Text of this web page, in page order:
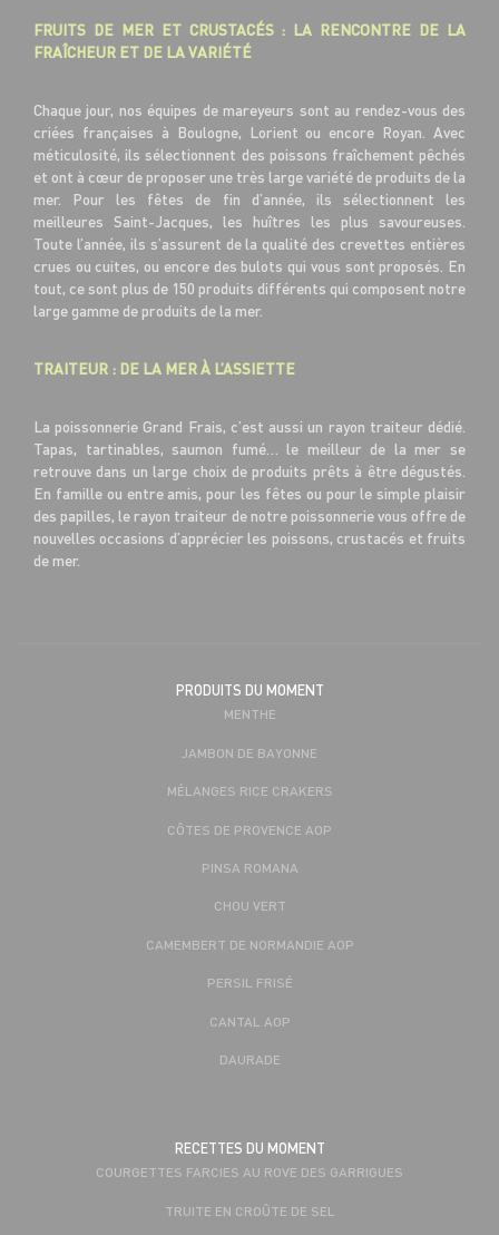
FRUITS DE MER ET CRUSTACÉS : LA RENCONTRE DE LA
FRAÎCHEUR ET DE LA VARIÉTÉ
Chaque jour, nos équipes de mareyeurs sont au rendez-vous des
criées françaises à Boulogne, Lorient ou encore Royan. Avec
méticulosité, ils sélectionnent des poissons fraîchement pêchés
et ont à cœur de proposer une très large variété de produits de la
mer. Pour les fêtes de fin d’année, ils sélectionnent les
meilleures Saint-Jacques, les huîtres les plus savoureuses.
Toute l’année, ils s’assurent de la qualité des crevettes entières
crues ou cuites, ou encore des bulots qui vous sont proposés. En
tout, ce sont plus de 150 produits différents qui composent notre
large gamme de produits de la mer.
TRAITEUR : DE LA MER À L’ASSIETTE
La poissonnerie Grand Frais, c’est aussi un rayon traiteur dédié.
Tapas, tartinables, saumon fumé… le meilleur de la mer se
retrouve dans un large choix de produits prêts à être dégustés.
En famille ou entre amis, pour les fêtes ou pour le simple plaisir
des papilles, le rayon traiteur de notre poissonnerie vous offre de
nouvelles occasions d’apprécier les poissons, crustacés et fruits
de mer.
PRODUITS DU MOMENT
MENTHE
JAMBON DE BAYONNE
MÉLANGES RICE CRAKERS
CÔTES DE PROVENCE AOP
PINSA ROMANA
CHOU VERT
CAMEMBERT DE NORMANDIE AOP
PERSIL FRISÉ
CANTAL AOP
DAURADE
RECETTES DU MOMENT
COURGETTES FARCIES AU ROVE DES GARRIGUES
TRUITE EN CROÛTE DE SEL